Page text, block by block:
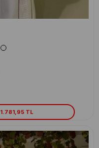
1.781,95 TL